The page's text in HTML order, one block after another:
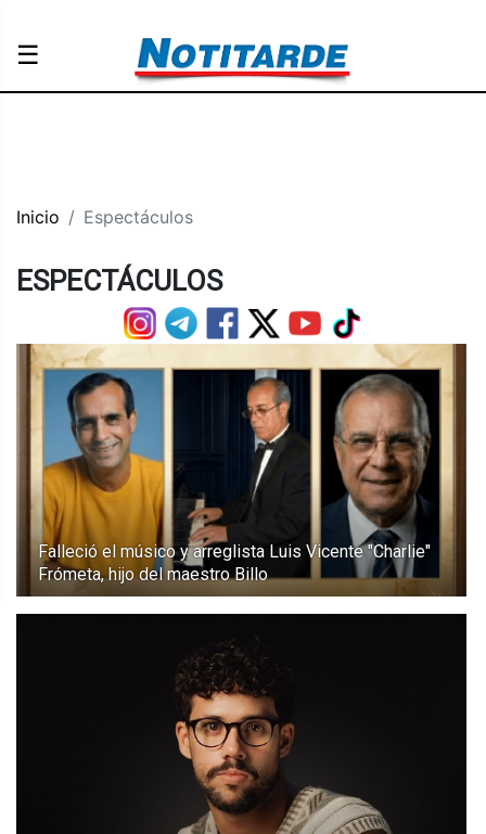
☰
Inicio Espectáculos
ESPECTÁCULOS
Falleció el músico y arreglista Luis Vicente "Charlie"
Frómeta, hijo del maestro Billo